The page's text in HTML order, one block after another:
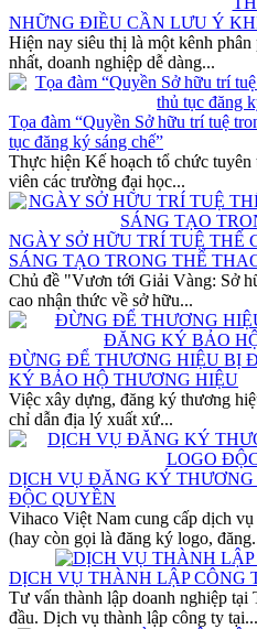
NHỮNG ĐIỀU CẦN LƯU Ý
Hiện nay siêu thị là một kênh
nhất, doanh nghiệp dễ dàng...
Tọa đàm “Quyền Sở hữu trí tuệ
tục đăng ký sáng chế”
Thực hiện Kế hoạch tổ chức
viên các trường đại học...
NGÀY SỞ HỮU TRÍ TUỆ THẾ
SÁNG TẠO TRONG THỂ
Chủ đề "Vươn tới Giải Vàng: Sở
cao nhận thức về sở hữu...
ĐỪNG ĐỂ THƯƠNG HIỆU BỊ
KÝ BẢO HỘ THƯƠNG HIỆU
Việc xây dựng, đăng ký thương
chỉ dẫn địa lý xuất xứ...
DỊCH VỤ ĐĂNG KÝ
ĐỘC QUYỀN
Vihaco Việt Nam cung cấp dịch
(hay còn gọi là đăng ký logo,
DỊCH VỤ THÀNH LẬP CÔNG
Tư vấn thành lập doanh nghiệp
đầu. Dịch vụ thành lập công ty tại...